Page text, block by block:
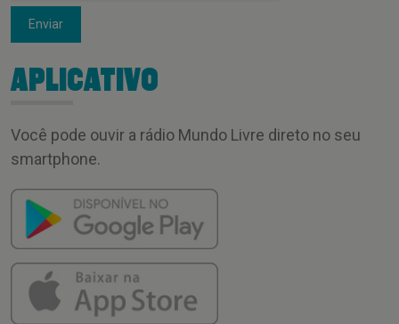
Enviar
APLICATIVO
Você pode ouvir a rádio Mundo Livre direto no seu
smartphone.